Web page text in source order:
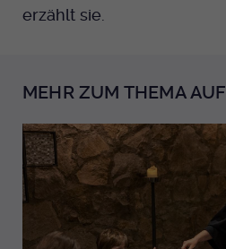
erzählt sie.
MEHR ZUM THEMA